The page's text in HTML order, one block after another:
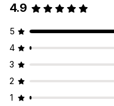
4.9
5
4
3
2
1